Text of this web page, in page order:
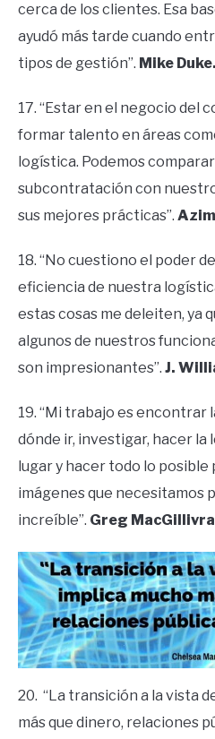
cerca de los clientes. Esa
ayudó más tarde cuando
tipos de gestión”. Mike Duke.
17. “Estar en el negocio del
formar talento en áreas
logística. Podemos
subcontratación con
sus mejores prácticas”.
18. “No cuestiono el poder
eficiencia de nuestra
estas cosas me deleiten, ya
algunos de nuestros
son impresionantes”. J.
19. “Mi trabajo es encontrar
dónde ir, investigar, hacer la
lugar y hacer todo lo
imágenes que necesitamos
increíble”. Greg
20. “La transición a la vista
más que dinero, relaciones